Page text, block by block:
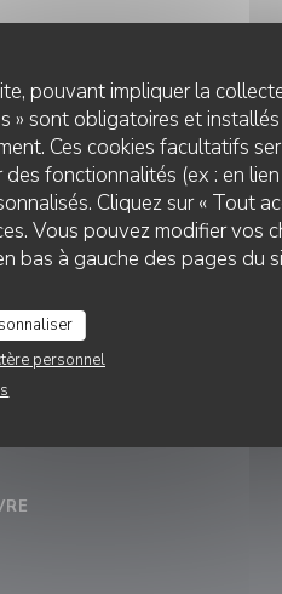
pouvant impliquer la
» sont obligatoires et
Ces cookies facultatifs
fonctionnalités (ex : en
Cliquez sur « Tout
Vous pouvez modifier vos
bas à gauche des pages du
personnel
National renait